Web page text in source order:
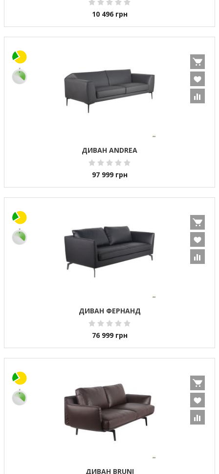
10 496 грн
ДИВАН ANDREA
97 999 грн
ДИВАН ФЕРНАНД
76 999 грн
ДИВАН BRUNI